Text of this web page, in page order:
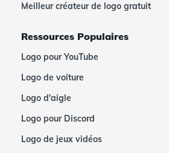
Meilleur créateur de logo gratuit
Ressources Populaires
Logo pour YouTube
Logo de voiture
Logo d'aigle
Logo pour Discord
Logo de jeux vidéos